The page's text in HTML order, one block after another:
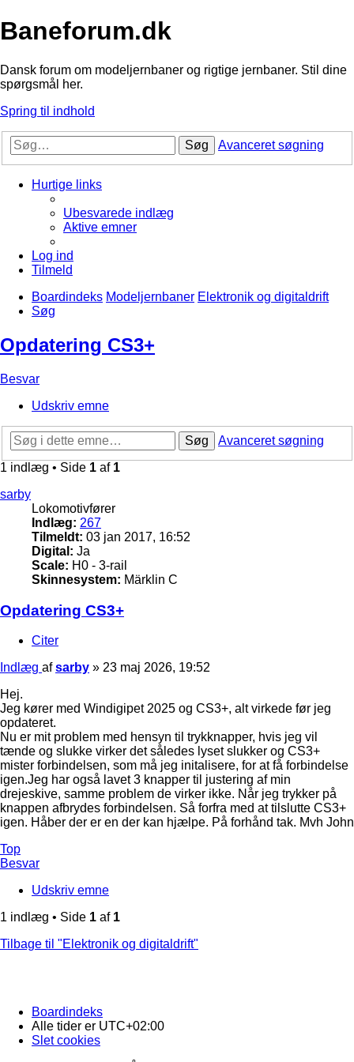
Baneforum.dk
Dansk forum om modeljernbaner og rigtige jernbaner. Stil dine
spørgsmål her.
Spring til indhold
Søg Avanceret søgning
Hurtige links
Ubesvarede indlæg
Aktive emner
Log ind
Tilmeld
Boardindeks Modeljernbaner Elektronik og digitaldrift
Søg
Opdatering CS3+
Besvar
Udskriv emne
Søg
Avanceret søgning
1 indlæg • Side 1 af 1
sarby
Lokomotivfører
Indlæg: 267
Tilmeldt: 03 jan 2017, 16:52
Digital: Ja
Scale: H0 - 3-rail
Skinnesystem: Märklin C
Opdatering CS3+
Citer
Indlæg afsarby » 23 maj 2026, 19:52
Hej.
Jeg kører med Windigipet 2025 og CS3+, alt virkede før jeg
opdateret.
Nu er mit problem med hensyn til trykknapper, hvis jeg vil
tænde og slukke virker det således lyset slukker og CS3+
mister forbindelsen, som må jeg initalisere, for at få forbindelse
igen.Jeg har også lavet 3 knapper til justering af min
drejeskive, samme problem de virker ikke. Når jeg trykker på
knappen afbrydes forbindelsen. Så forfra med at tilslutte CS3+
igen. Håber der er en der kan hjælpe. På forhånd tak. Mvh John
Top
Besvar
Udskriv emne
1 indlæg • Side 1 af 1
Tilbage til "Elektronik og digitaldrift"
Boardindeks
Alle tider er UTC+02:00
Slet cookies